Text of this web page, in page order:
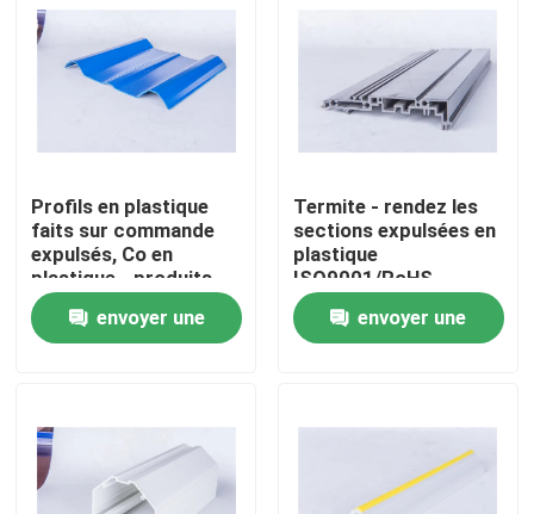
À la maison
Produits
À propos de nous
Profils en plastique
faits sur commande
expulsés, Co en
plastique - produits
d'extrusion
envoyer une
Termite - rendez les
sections expulsées en
plastique
ISO9001/RoHS
résistantes a délivré
un certificatenvoyer une